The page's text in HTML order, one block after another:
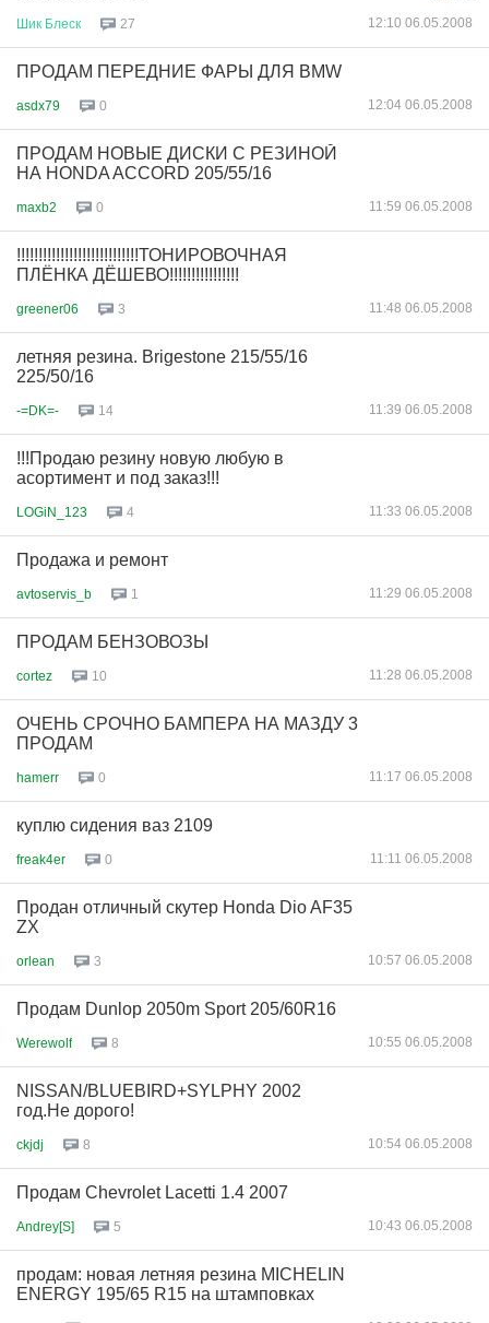
Шик Блеск 27 12:10 06.05.2008
ПРОДАМ ПЕРЕДНИЕ ФАРЫ ДЛЯ BMW
asdx79 0 12:04 06.05.2008
ПРОДАМ НОВЫЕ ДИСКИ С РЕЗИНОЙ
НА HONDA ACCORD 205/55/16
maxb2 0 11:59 06.05.2008
!!!!!!!!!!!!!!!!!!!!!!!!!!!!ТОНИРОВОЧНАЯ
ПЛЁНКА ДЁШЕВО!!!!!!!!!!!!!!!!
greener06 3 11:48 06.05.2008
летняя резина. Brigestone 215/55/16
225/50/16
-=DK=- 14 11:39 06.05.2008
!!!Продаю резину новую любую в
асортимент и под заказ!!!
LOGiN_123 4 11:33 06.05.2008
Продажа и ремонт
avtoservis_b 1 11:29 06.05.2008
ПРОДАМ БЕНЗОВОЗЫ
cortez 10 11:28 06.05.2008
ОЧЕНЬ СРОЧНО БАМПЕРА НА МАЗДУ 3
ПРОДАМ
hamerr 0 11:17 06.05.2008
куплю сидения ваз 2109
freak4er 0 11:11 06.05.2008
Продан отличный скутер Honda Dio AF35
ZX
orlean 3 10:57 06.05.2008
Продам Dunlop 2050m Sport 205/60R16
Werewolf 8 10:55 06.05.2008
NISSAN/BLUEBIRD+SYLPHY 2002
год.Не дорого!
ckjdj 8 10:54 06.05.2008
Продам Chevrolet Lacetti 1.4 2007
Andrey[S] 5 10:43 06.05.2008
продам: новая летняя резина MICHELIN
ENERGY 195/65 R15 на штамповках